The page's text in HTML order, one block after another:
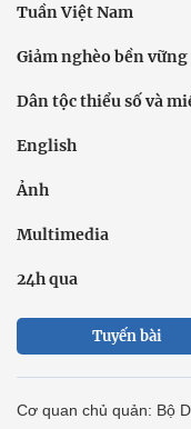
Tuần Việt Nam
Giảm nghèo bền vững
Dân tộc thiểu số và
English
Ảnh
Multimedia
24h qua
Tuyến bài
Cơ quan chủ quản: Bộ